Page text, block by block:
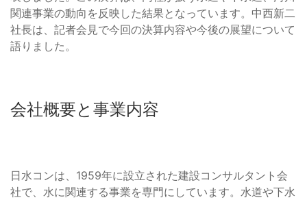
関連事業の動向を反映した結果となっています。中西新二
社長は、記者会見で今回の決算内容や今後の展望について
語りました。
会社概要と事業内容
日水コンは、1959年に設立された建設コンサルタント会
社で、水に関連する事業を専門にしています。水道や下水